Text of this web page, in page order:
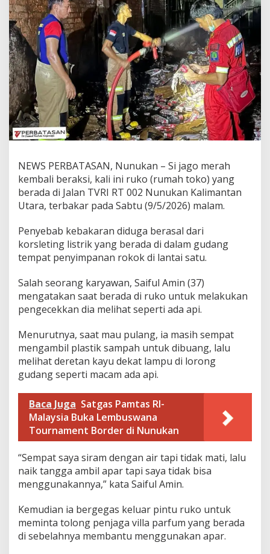
t
G
d
a
n
g
R
o
k
o
k
d
u
n
u
k
a
T
e
r
k
a
r
NEWS PERBATASAN, Nunukan – Si jago merah
kembali beraksi, kali ini ruko (rumah toko) yang
berada di Jalan TVRI RT 002 Nunukan Kalimantan
Utara, terbakar pada Sabtu (9/5/2026) malam.
Penyebab kebakaran diduga berasal dari
korsleting listrik yang berada di dalam gudang
tempat penyimpanan rokok di lantai satu.
Salah seorang karyawan, Saiful Amin (37)
mengatakan saat berada di ruko untuk melakukan
pengecekkan dia melihat seperti ada api.
Menurutnya, saat mau pulang, ia masih sempat
mengambil plastik sampah untuk dibuang, lalu
melihat deretan kayu dekat lampu di lorong
gudang seperti macam ada api.
Baca Juga Satgas Pamtas RI-
Malaysia Buka Lembuswana
Tournament Border di Nunukan
“Sempat saya siram dengan air tapi tidak mati, lalu
naik tangga ambil apar tapi saya tidak bisa
menggunakannya,” kata Saiful Amin.
Kemudian ia bergegas keluar pintu ruko untuk
meminta tolong penjaga villa parfum yang berada
di sebelahnya membantu menggunakan apar.